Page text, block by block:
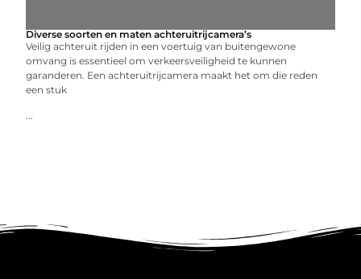
Diverse soorten en maten achteruitrijcamera’s
Veilig achteruit rijden in een voertuig van buitengewone
omvang is essentieel om verkeersveiligheid te kunnen
garanderen. Een achteruitrijcamera maakt het om die reden
een stuk
...